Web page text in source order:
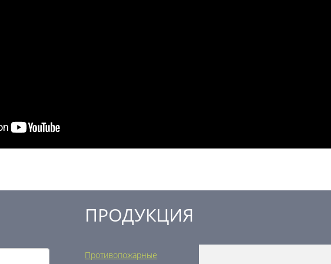
ПРОДУКЦИЯ
Противопожарные